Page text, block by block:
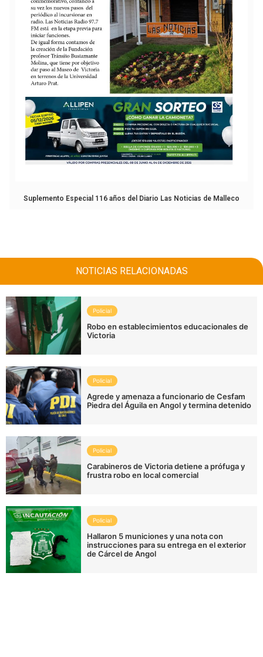
Suplemento Especial 116 años del Diario Las Noticias de Malleco
NOTICIAS RELACIONADAS
Policial
Robo en establecimientos educacionales de
Victoria
Policial
Agrede y amenaza a funcionario de Cesfam
Piedra del Águila en Angol y termina detenido
Policial
Carabineros de Victoria detiene a prófuga y
frustra robo en local comercial
Policial
Hallaron 5 municiones y una nota con
instrucciones para su entrega en el exterior
de Cárcel de Angol